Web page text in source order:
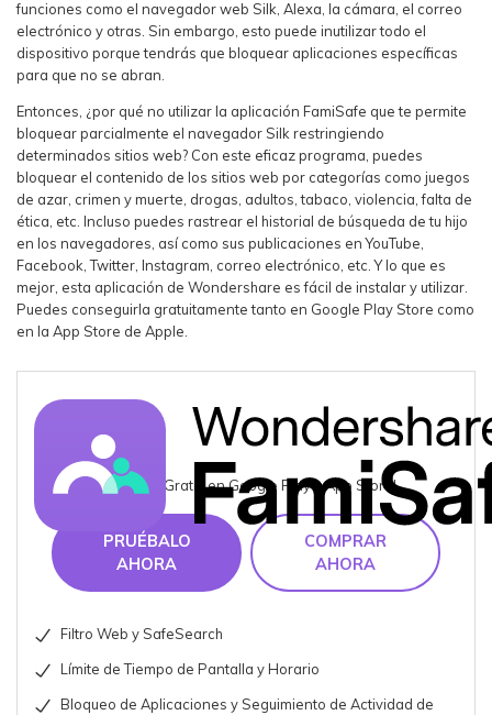
funciones como el navegador web Silk, Alexa, la cámara, el correo
electrónico y otras. Sin embargo, esto puede inutilizar todo el
dispositivo porque tendrás que bloquear aplicaciones específicas
para que no se abran.
Entonces, ¿por qué no utilizar la aplicación FamiSafe que te permite
bloquear parcialmente el navegador Silk restringiendo
determinados sitios web? Con este eficaz programa, puedes
bloquear el contenido de los sitios web por categorías como juegos
de azar, crimen y muerte, drogas, adultos, tabaco, violencia, falta de
ética, etc. Incluso puedes rastrear el historial de búsqueda de tu hijo
en los navegadores, así como sus publicaciones en YouTube,
Facebook, Twitter, Instagram, correo electrónico, etc. Y lo que es
mejor, esta aplicación de Wondershare es fácil de instalar y utilizar.
Puedes conseguirla gratuitamente tanto en Google Play Store como
en la App Store de Apple.
¡Pruébalo Gratis en Google Play y App Store!
PRUÉBALO
AHORA
COMPRAR
AHORA
Filtro Web y SafeSearch
Límite de Tiempo de Pantalla y Horario
Bloqueo de Aplicaciones y Seguimiento de Actividad de